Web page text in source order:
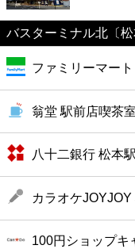
ショッピング
銀行
公共
病院
バスターミナル北〔
ファミリーマー
翁堂 駅前店喫茶
八十二銀行 松本
カラオケ
100円ショップキ